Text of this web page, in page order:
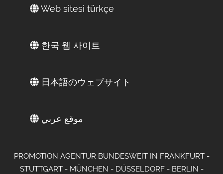
Web sitesi türkçe
한국 웹 사이트
日本語のウェブサイト
موقع عربي
PROMOTION AGENTUR BUNDESWEIT IN FRANKFURT -
STUTTGART - MÜNCHEN - DÜSSELDORF - BERLIN -